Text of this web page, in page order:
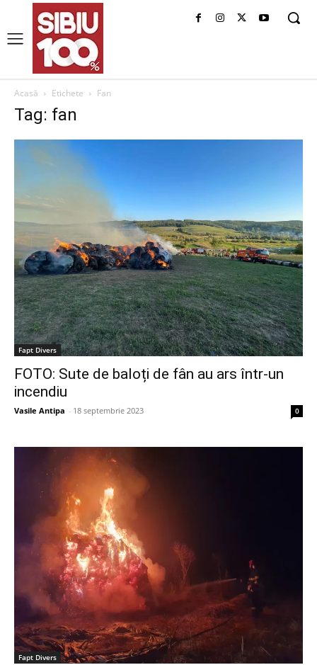
Acasă Etichete Fan
Tag: fan
Fapt Divers
FOTO: Sute de baloți de fân au ars într-un
incendiu
Vasile Antipa - 18 septembrie 2023 0
Fapt Divers